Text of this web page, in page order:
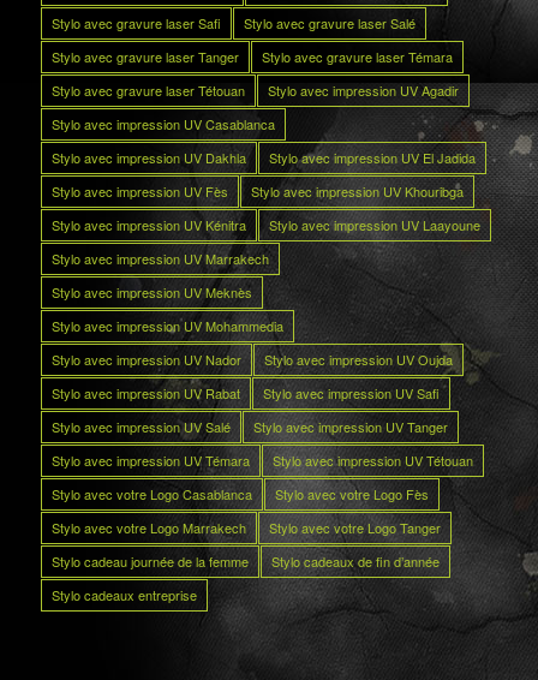
Stylo avec gravure laser Safi
Stylo avec gravure laser Salé
Stylo avec gravure laser Tanger
Stylo avec gravure laser Témara
Stylo avec gravure laser Tétouan
Stylo avec impression UV Agadir
Stylo avec impression UV Casablanca
Stylo avec impression UV Dakhla
Stylo avec impression UV El Jadida
Stylo avec impression UV Fès
Stylo avec impression UV Khouribga
Stylo avec impression UV Kénitra
Stylo avec impression UV Laayoune
Stylo avec impression UV Marrakech
Stylo avec impression UV Meknès
Stylo avec impression UV Mohammedia
Stylo avec impression UV Nador
Stylo avec impression UV Oujda
Stylo avec impression UV Rabat
Stylo avec impression UV Safi
Stylo avec impression UV Salé
Stylo avec impression UV Tanger
Stylo avec impression UV Témara
Stylo avec impression UV Tétouan
Stylo avec votre Logo Casablanca
Stylo avec votre Logo Fès
Stylo avec votre Logo Marrakech
Stylo avec votre Logo Tanger
Stylo cadeau journée de la femme
Stylo cadeaux de fin d’année
Stylo cadeaux entreprise